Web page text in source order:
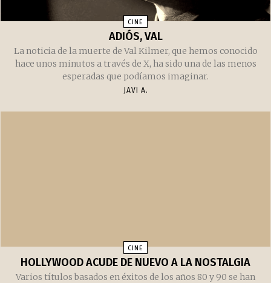
CINE
ADIÓS, VAL
La noticia de la muerte de Val Kilmer, que hemos conocido
hace unos minutos a través de X, ha sido una de las menos
esperadas que podíamos imaginar.
JAVI A.
CINE
HOLLYWOOD ACUDE DE NUEVO A LA NOSTALGIA
Varios títulos basados en éxitos de los años 80 y 90 se han